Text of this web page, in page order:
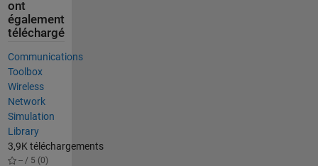
ont
également
téléchargé
Communications
Toolbox
Wireless
Network
Simulation
Library
3,9K téléchargements
-- / 5 (0)